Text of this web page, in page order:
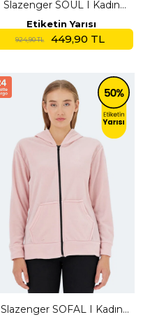
Slazenger SOUL I Kadın
Lacivert Polar
Etiketin Yarısı
924,90 TL 449,90 TL
Slazenger SOFAL I Kadın